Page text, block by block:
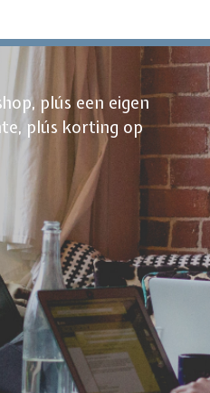
plús een eigen
plús korting op